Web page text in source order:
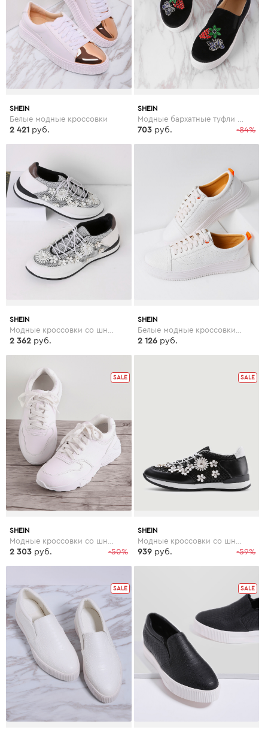
SHEIN
Белые модные кроссовки
2 421 руб.
SHEIN
-84%
703 руб.
SHEIN
2 362 руб.
SHEIN
2 126 руб.
SALE
SHEIN
-50%
2 303 руб.
SALE
SHEIN
-59%
939 руб.
SALE SALE